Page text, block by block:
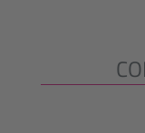
Ignorer la